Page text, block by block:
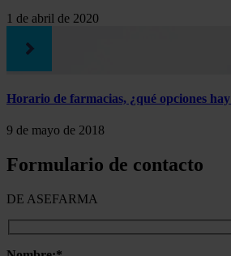
1 de abril de 2020
Horario de farmacias, ¿qué opciones
9 de mayo de 2018
Formulario de contacto
DE ASEFARMA